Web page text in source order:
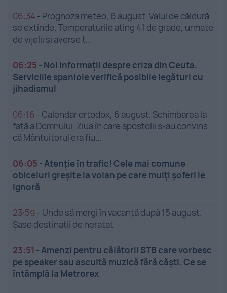
06:34 - Prognoza meteo, 6 august. Valul de căldură
se extinde. Temperaturile ating 41 de grade, urmate
de vijelii și averse t...
06:25 - Noi informații despre criza din Ceuta.
Serviciile spaniole verifică posibile legături cu
jihadismul
06:16 -Calendar ortodox, 6 august. Schimbarea la
față a Domnului. Ziua în care apostolii s-au convins
că Mântuitorul era fiu...
06:05 -Atenție în trafic! Cele mai comune
obiceiuri greșite la volan pe care mulți șoferi le
ignoră
23:59 - Unde să mergi în vacanță după 15 august.
Șase destinații de neratat
23:51 -Amenzi pentru călătorii STB care vorbesc
pe speaker sau ascultă muzică fără căști. Ce se
întâmplă la Metrorex